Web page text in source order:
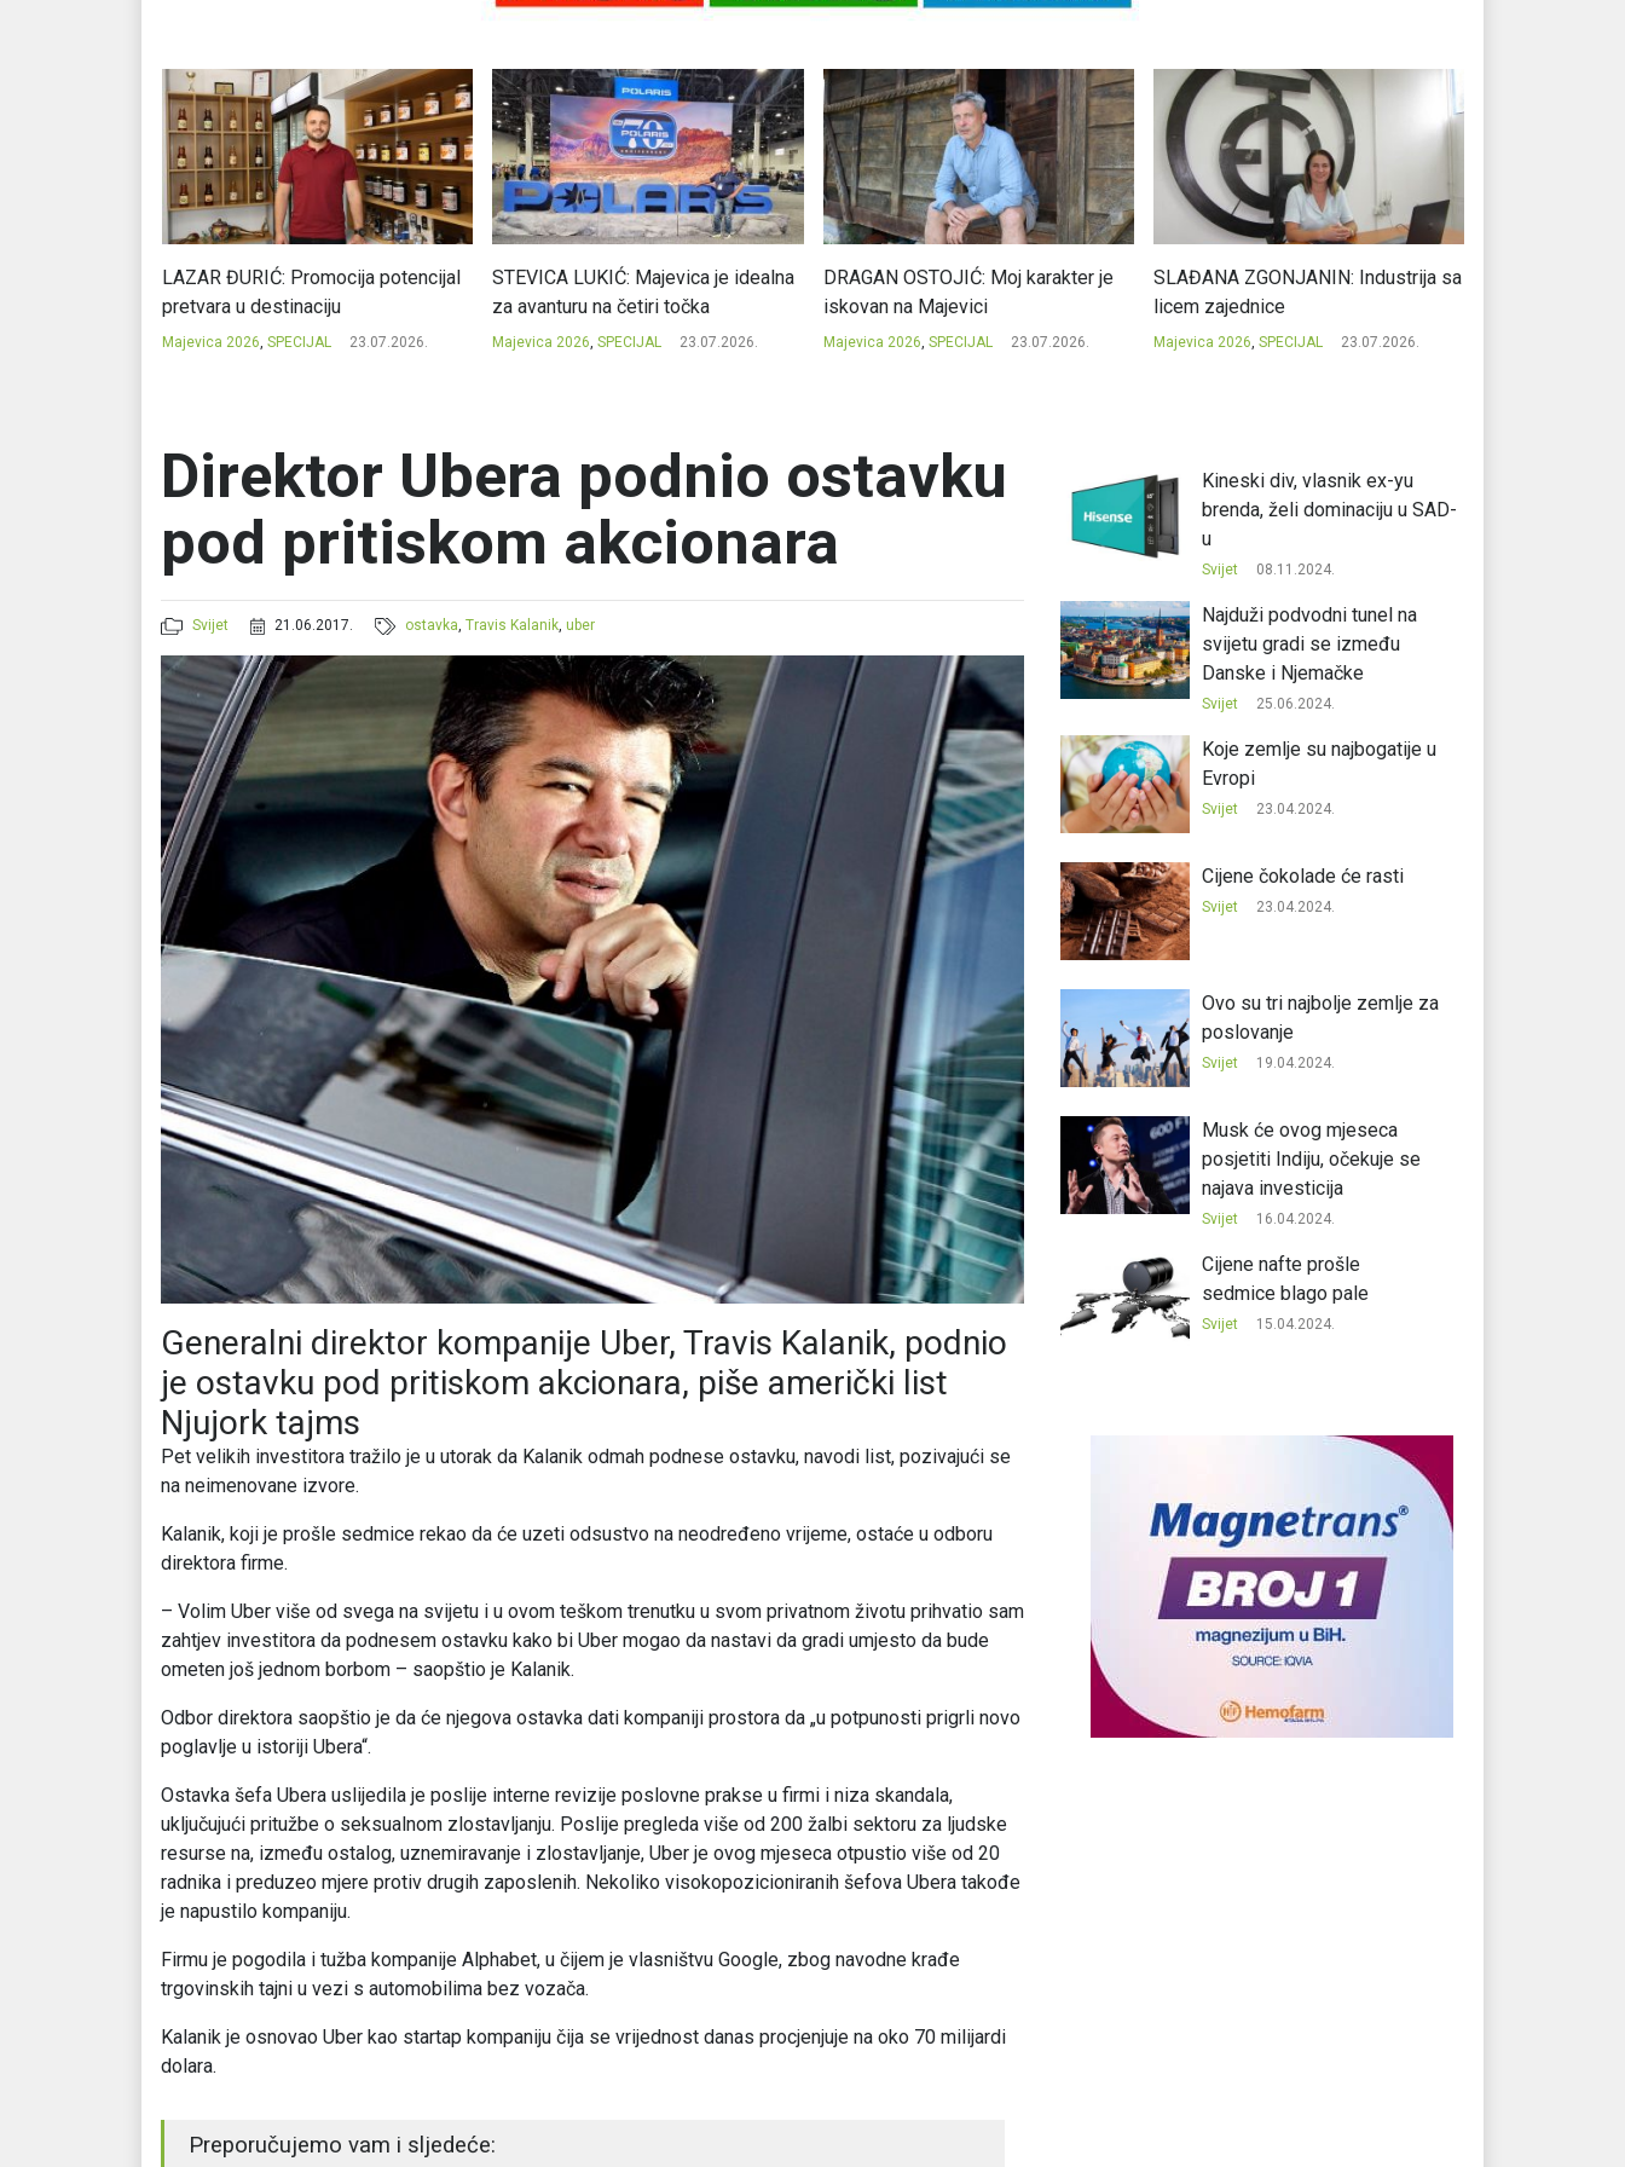
LAZAR ĐURIĆ: Promocija potencijal
pretvara u destinaciju
Majevica 2026, SPECIJAL 23.07.2026.
STEVICA LUKIĆ: Majevica je idealna
za avanturu na četiri točka
Majevica 2026, SPECIJAL 23.07.2026.
DRAGAN OSTOJIĆ: Moj karakter je
iskovan na Majevici
Majevica 2026, SPECIJAL 23.07.2026.
SLAĐANA ZGONJANIN: Industrija sa
licem zajednice
Majevica 2026, SPECIJAL 23.07.2026.
Direktor Ubera podnio ostavku
pod pritiskom akcionara
Svijet 21.06.2017. ostavka,Travis Kalanik,uber
Generalni direktor kompanije Uber, Travis Kalanik, podnio
je ostavku pod pritiskom akcionara, piše američki list
Njujork tajms
Pet velikih investitora tražilo je u utorak da Kalanik odmah podnese ostavku, navodi list, pozivajući se
na neimenovane izvore.
Kalanik, koji je prošle sedmice rekao da će uzeti odsustvo na neodređeno vrijeme, ostaće u odboru
direktora firme.
– Volim Uber više od svega na svijetu i u ovom teškom trenutku u svom privatnom životu prihvatio sam
zahtjev investitora da podnesem ostavku kako bi Uber mogao da nastavi da gradi umjesto da bude
ometen još jednom borbom – saopštio je Kalanik.
Odbor direktora saopštio je da će njegova ostavka dati kompaniji prostora da „u potpunosti prigrli novo
poglavlje u istoriji Ubera“.
Ostavka šefa Ubera uslijedila je poslije interne revizije poslovne prakse u firmi i niza skandala,
uključujući pritužbe o seksualnom zlostavljanju. Poslije pregleda više od 200 žalbi sektoru za ljudske
resurse na, između ostalog, uznemiravanje i zlostavljanje, Uber je ovog mjeseca otpustio više od 20
radnika i preduzeo mjere protiv drugih zaposlenih. Nekoliko visokopozicioniranih šefova Ubera takođe
je napustilo kompaniju.
Firmu je pogodila i tužba kompanije Alphabet, u čijem je vlasništvu Google, zbog navodne krađe
trgovinskih tajni u vezi s automobilima bez vozača.
Kalanik je osnovao Uber kao startap kompaniju čija se vrijednost danas procjenjuje na oko 70 milijardi
dolara.
Preporučujemo vam i sljedeće:
Kineski div, vlasnik ex-yu
brenda, želi dominaciju u SAD-
u
Svijet 08.11.2024.
Najduži podvodni tunel na
svijetu gradi se između
Danske i Njemačke
Svijet 25.06.2024.
Koje zemlje su najbogatije u
Evropi
Svijet 23.04.2024.
Cijene čokolade će rasti
Svijet 23.04.2024.
Ovo su tri najbolje zemlje za
poslovanje
Svijet 19.04.2024.
Musk će ovog mjeseca
posjetiti Indiju, očekuje se
najava investicija
Svijet 16.04.2024.
Cijene nafte prošle
sedmice blago pale
Svijet 15.04.2024.